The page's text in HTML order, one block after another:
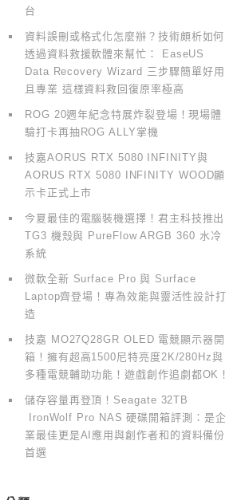
台
資料誤刪或格式化怎麼辦？技術頗析如何
透過資料救援軟體來幫忙： EaseUS
Data Recovery Wizard 三步驟簡單好用
且專業 這樣資料救回復原率極高
ROG 20週年紀念特展炸裂登場！現場體
驗打卡再抽ROG ALLY掌機
技嘉AORUS RTX 5080 INFINITY與
AORUS RTX 5080 INFINITY WOOD顯
示卡正式上市
今夏最佳的電腦裝機選擇！君主科技推出
TG3 機殼與 PureFlow ARGB 360 水冷
系統
微軟全新 Surface Pro 與 Surface
Laptop齊登場！專為效能與靈活性設計打
造
技嘉 MO27Q28GR OLED 電競顯示器開
箱！擁有超高1500尼特亮度2K/280Hz與
多種電競輔助功能！遊戲創作追劇都OK！
儲存容量再登頂！Seagate 32TB
IronWolf Pro NAS 硬碟開箱評測：是企
業最佳更是AI應用與創作者和的資料備份
首選